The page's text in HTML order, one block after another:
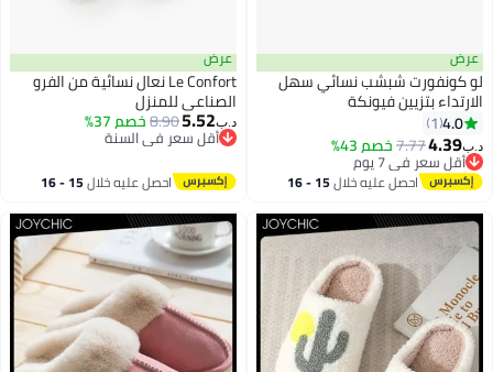
كونفورت شبشب نسائي سهل
بتزيين فيونكة
4.0
1
4.39
7.77خصم 43%
أقل سعر في 7 يوم
أقل سعر في 7 يوماحصل عليه خلال 15 - 16
عرض
Le Confort نعال نسائية من الفرو
الصناعي للمنزل
5.52
8.90خصم 37%
أقل سعر في السنة
احصل عليه خلال 15 - 16